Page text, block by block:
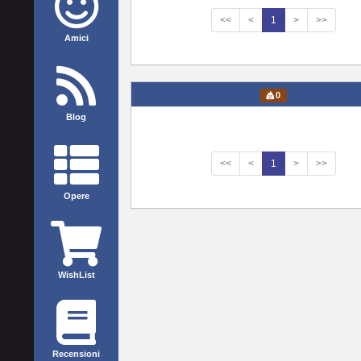
Amici
Blog
Opere
WishList
Recensioni
<< < 1 > >>
0
<< < 1 > >>